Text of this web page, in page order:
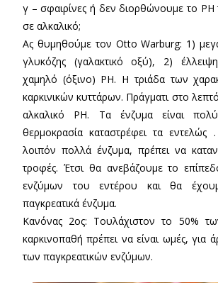
γ – σφαιρίνες ή δεν διορθώνουμε το ΡΗ
σε αλκαλικό;
Ας θυμηθούμε τον Otto Warburg: 1)
γλυκόζης (γαλακτικό οξύ), 2)
χαμηλό (όξινο) ΡΗ. Η τριάδα των
καρκινικών κυττάρων. Πράγματι στο
αλκαλικό ΡΗ. Τα ένζυμα είναι
θερμοκρασία καταστρέφει τα
λοιπόν πολλά ένζυμα, πρέπει να
τροφές. Έτσι θα ανεβάζουμε το
ενζύμων του εντέρου και θα
παγκρεατικά ένζυμα.
Κανόνας 2ος: Τουλάχιστον το 50%
καρκινοπαθή πρέπει να είναι ωμές, για
των παγκρεατικών ενζύμων.